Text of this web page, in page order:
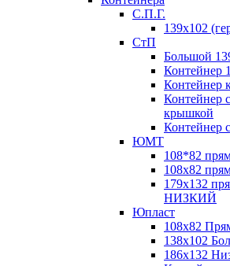
С.П.Г.
139х102
СтП
Большой
Контейнер
Контейнер
Контейнер
крышкой
Контейнер
ЮМТ
108*82
108х82
179х132
НИЗКИЙ
Юпласт
108х82
138х102
186х132